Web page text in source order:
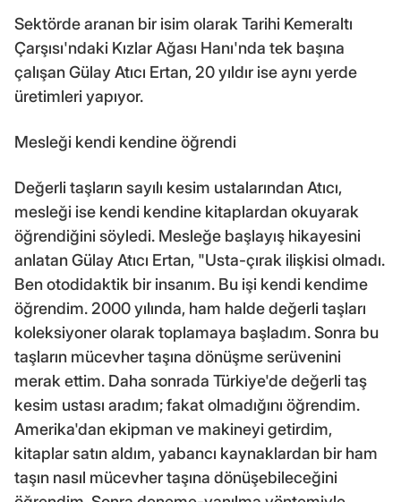
Sektörde aranan bir isim olarak Tarihi Kemeraltı
Çarşısı'ndaki Kızlar Ağası Hanı'nda tek başına
çalışan Gülay Atıcı Ertan, 20 yıldır ise aynı yerde
üretimleri yapıyor.
Mesleği kendi kendine öğrendi
Değerli taşların sayılı kesim ustalarından Atıcı,
mesleği ise kendi kendine kitaplardan okuyarak
öğrendiğini söyledi. Mesleğe başlayış hikayesini
anlatan Gülay Atıcı Ertan, "Usta-çırak ilişkisi olmadı.
Ben otodidaktik bir insanım. Bu işi kendi kendime
öğrendim. 2000 yılında, ham halde değerli taşları
koleksiyoner olarak toplamaya başladım. Sonra bu
taşların mücevher taşına dönüşme serüvenini
merak ettim. Daha sonrada Türkiye'de değerli taş
kesim ustası aradım; fakat olmadığını öğrendim.
Amerika'dan ekipman ve makineyi getirdim,
kitaplar satın aldım, yabancı kaynaklardan bir ham
taşın nasıl mücevher taşına dönüşebileceğini